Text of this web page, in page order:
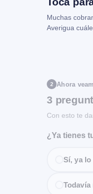
Muchas
Averigua
2 Ahora
3
Con esto te
¿Ya tienes
Sí, ya